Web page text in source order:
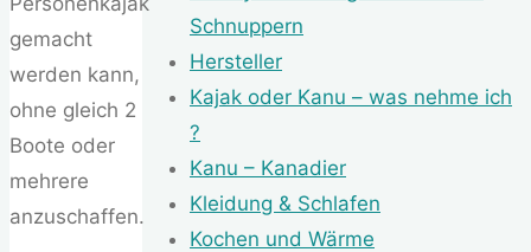
gemacht
werden kann,
ohne gleich 2
Boote oder
mehrere
anzuschaffen.
Schnuppern
Hersteller
Kajak oder Kanu – was nehme ich
?
Kanu – Kanadier
Kleidung & Schlafen
Kochen und Wärme